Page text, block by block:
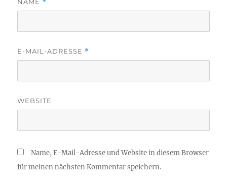
E-MAIL-ADRESSE *
WEBSITE
Name, E-Mail-Adresse und Website in diesem Browser
für meinen nächsten Kommentar speichern.